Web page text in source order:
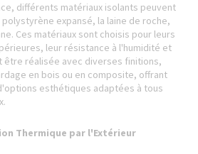
différents matériaux isolants peuvent
expansé, la laine de roche,
Ces matériaux sont choisis pour leurs
leur résistance à l'humidité et
être réalisée avec diverses finitions,
en bois ou en composite, offrant
esthétiques adaptées à tous
Thermique par l'Extérieur